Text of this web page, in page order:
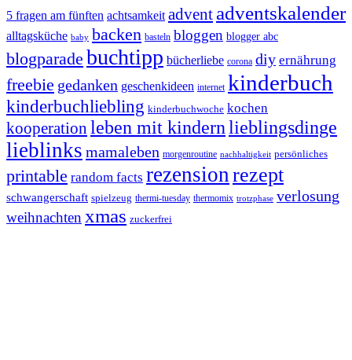
5 fragen am fünften achtsamkeit advent adventskalender
alltagsküche baby backen basteln bloggen blogger abc
blogparade buchtipp bücherliebe corona diy ernährung
freebie gedanken geschenkideen internet kinderbuch
kinderbuchliebling kinderbuchwoche kochen
kooperation leben mit kindernlieblingsdinge
lieblinks mamaleben morgenroutine nachhaltigkeit persönliches
printable random facts rezension rezept
schwangerschaft spielzeug thermi-tuesday thermomix trotzphase verlosung
weihnachten xmas zuckerfrei